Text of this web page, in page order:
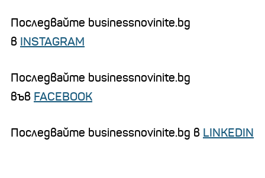
Последвайте businessnovinite.bg
в INSTAGRAM
Последвайте businessnovinite.bg
във FACEBOOK
Последвайте businessnovinite.bg в LINKEDIN